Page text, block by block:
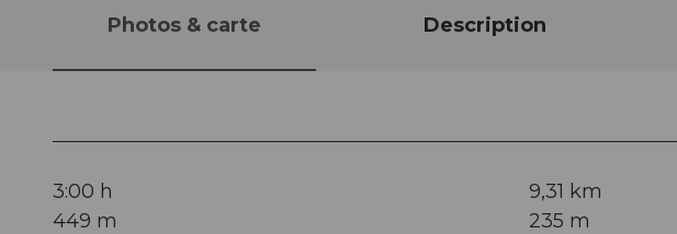
Photos & carte Description
3:00 h
9,31 km
449 m
235 m